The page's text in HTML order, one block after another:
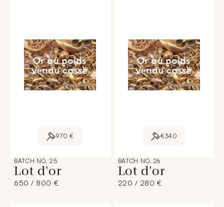
970 €
BATCH NO. 25
Lot d'or
650 / 800 €
€340
BATCH NO. 26
Lot d'or
220 / 280 €